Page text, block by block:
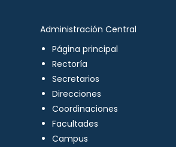
Administración Central
Página principal
Rectoría
Secretarios
Direcciones
Coordinaciones
Facultades
Campus